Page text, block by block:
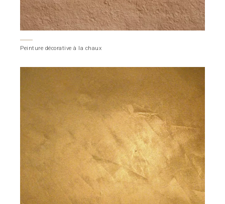
Peinture décorative à la chaux